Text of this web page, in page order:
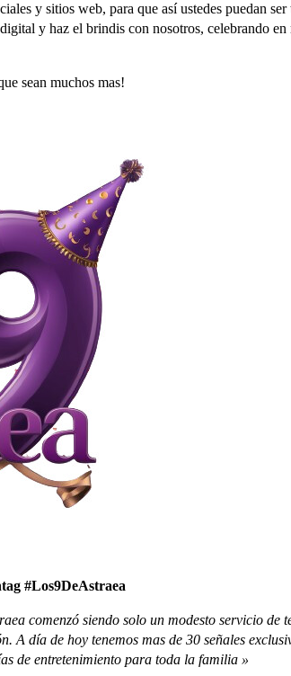
y sitios web, para que así ustedes puedan
y haz el brindis con nosotros, celebrando en
sean muchos mas!
#Los9DeAstraea
comenzó siendo solo un modesto servicio
A día de hoy tenemos mas de 30 señales
de entretenimiento para toda la familia »